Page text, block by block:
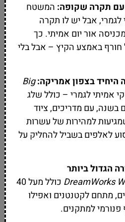
תקרה שקופה: המשטח
אבל יש לו תקרה
אור יום אמיתי. כך
באמצע הקיץ – אבל בלי
בצפון אמריקה:Big
אמיתי לגמרי – כולל שלג
כאן 365 ימים בשנה, עם מדריכים, ציוד
למהירות של עשרות
לאלפים בשביל להחליק על
הגדול ביותר
DreamWorks
כולל מעל 40
מתחם לקטנטנים ואפילו